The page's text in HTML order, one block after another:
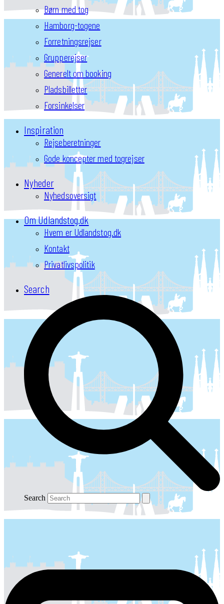
Børn med tog
Hamborg-togene
Forretningsrejser
Grupperejser
Generelt om booking
Pladsbilletter
Forsinkelser
Inspiration
Rejseberetninger
Gode koncepter med togrejser
Nyheder
Nyhedsoversigt
Om Udlandstog.dk
Hvem er Udlandstog.dk
Kontakt
Privatlivspolitik
Search
Search